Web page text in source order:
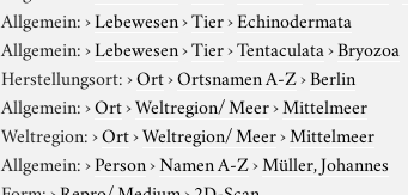
Allgemein:›Lebewesen›Tier›Echinodermata
Allgemein:›Lebewesen›Tier›Tentaculata›Bryozoa
Herstellungsort:›Ort›Ortsnamen A-Z›Berlin
Allgemein:›Ort›Weltregion/ Meer›Mittelmeer
Weltregion:›Ort›Weltregion/ Meer›Mittelmeer
Allgemein:›Person›Namen A-Z›Müller, Johannes